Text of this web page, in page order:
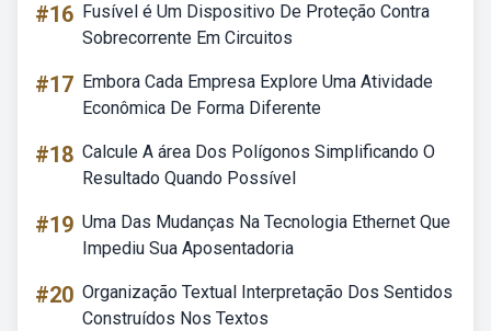
#16 Fusível é Um Dispositivo De Proteção Contra
Sobrecorrente Em Circuitos
#17 Embora Cada Empresa Explore Uma Atividade
Econômica De Forma Diferente
#18 Calcule A área Dos Polígonos Simplificando O
Resultado Quando Possível
#19 Uma Das Mudanças Na Tecnologia Ethernet Que
Impediu Sua Aposentadoria
#20 Organização Textual Interpretação Dos Sentidos
Construídos Nos Textos